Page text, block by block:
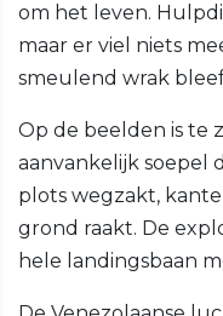
om het leven.
maar er viel niets
smeulend wrak
Op de beelden is te
aanvankelijk soepel
plots wegzakt,
grond raakt. De
hele landingsbaan